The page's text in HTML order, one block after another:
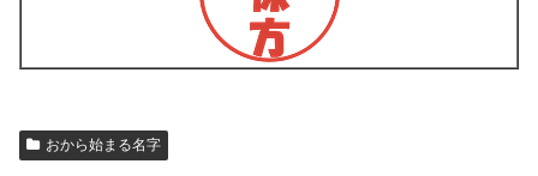
おから始まる名字